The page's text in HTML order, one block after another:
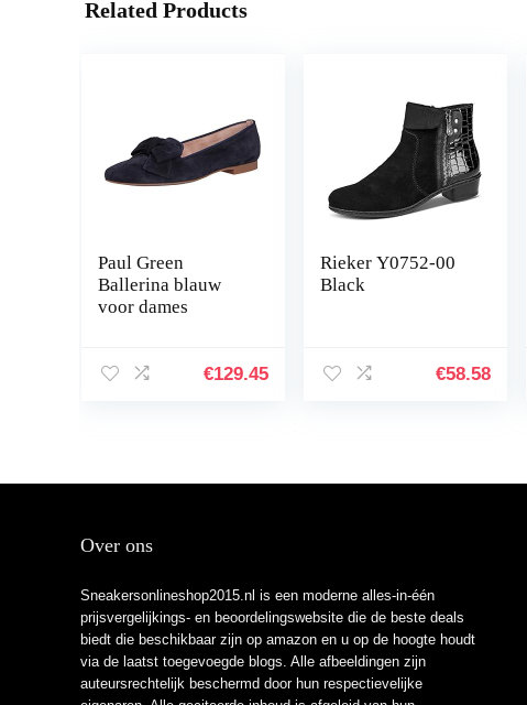
Related Products
Paul Green
Ballerina blauw
voor dames
€129.45
Rieker Y0752-00
Black
€58.58
Over ons
Sneakersonlineshop2015.nl is een moderne alles-in-één
prijsvergelijkings- en beoordelingswebsite die de beste deals
biedt die beschikbaar zijn op amazon en u op de hoogte houdt
via de laatst toegevoegde blogs. Alle afbeeldingen zijn
auteursrechtelijk beschermd door hun respectievelijke